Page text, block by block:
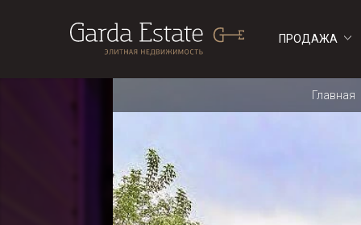
ПРОДАЖА
ДОМА
ДОМАГлавная